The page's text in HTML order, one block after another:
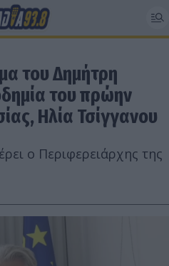
του Δημήτρη
του πρώην
Ηλία Τσίγγανου
ο Περιφερειάρχης της